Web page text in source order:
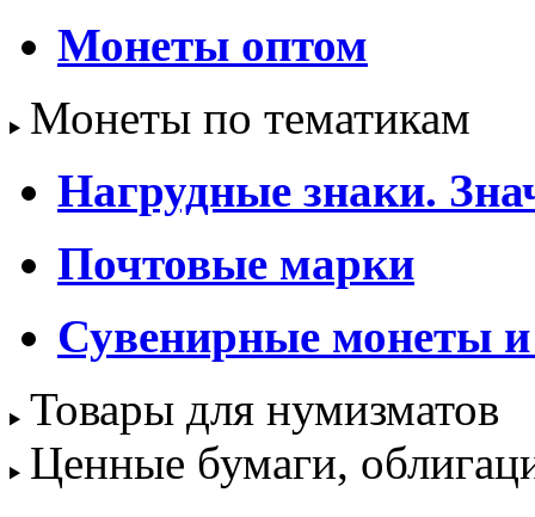
Монеты оптом
Монеты по тематикам
Нагрудные знаки.
Почтовые марки
Сувенирные монеты
Товары для нумизматов
Ценные бумаги,